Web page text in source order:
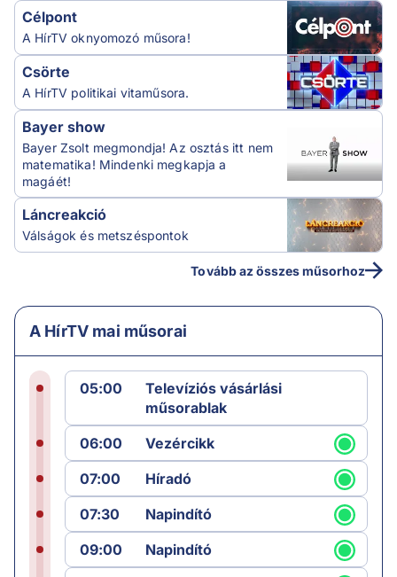
Célpont
A HírTV oknyomozó műsora!
Csörte
A HírTV politikai vitaműsora.
Bayer show
Bayer Zsolt megmondja! Az osztás itt nem
matematika! Mindenki megkapja a
magáét!
Láncreakció
Válságok és metszéspontok
Tovább az összes műsorhoz
A HírTV mai műsorai
05:00
Televíziós vásárlási
műsorablak
06:00
Vezércikk
07:00
Híradó
07:30
Napindító
09:00
Napindító